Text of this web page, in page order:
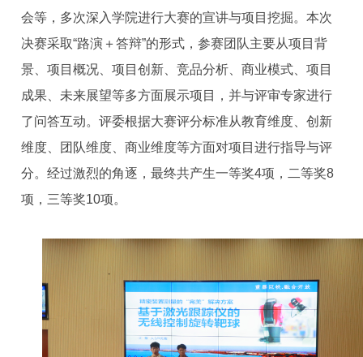
会等，多次深入学院进行大赛的宣讲与项目挖掘。本次
决赛采取“路演＋答辩”的形式，参赛团队主要从项目背
景、项目概况、项目创新、竞品分析、商业模式、项目
成果、未来展望等多方面展示项目，并与评审专家进行
了问答互动。评委根据大赛评分标准从教育维度、创新
维度、团队维度、商业维度等方面对项目进行指导与评
分。经过激烈的角逐，最终共产生一等奖4项，二等奖8
项，三等奖10项。